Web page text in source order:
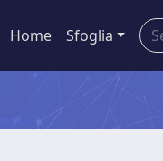
Home Sfoglia